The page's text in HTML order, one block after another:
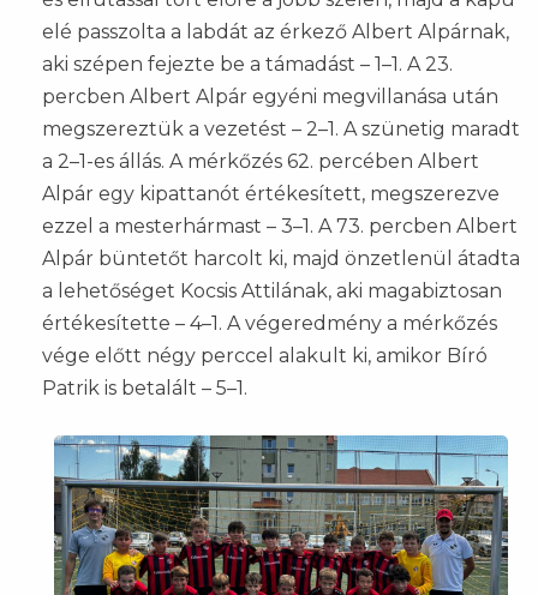
elé passzolta a labdát az érkező Albert Alpárnak,
aki szépen fejezte be a támadást – 1–1. A 23.
percben Albert Alpár egyéni megvillanása után
megszereztük a vezetést – 2–1. A szünetig maradt
a 2–1-es állás. A mérkőzés 62. percében Albert
Alpár egy kipattanót értékesített, megszerezve
ezzel a mesterhármast – 3–1. A 73. percben Albert
Alpár büntetőt harcolt ki, majd önzetlenül átadta
a lehetőséget Kocsis Attilának, aki magabiztosan
értékesítette – 4–1. A végeredmény a mérkőzés
vége előtt négy perccel alakult ki, amikor Bíró
Patrik is betalált – 5–1.